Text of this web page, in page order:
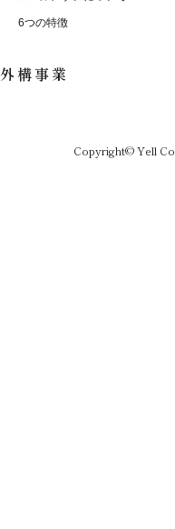
6つの特徴
外構事業
Copyright© Yell